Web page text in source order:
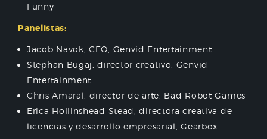
Funny
Panelistas:
Jacob Navok, CEO, Genvid Entertainment
Stephan Bugaj, director creativo, Genvid
Entertainment
Chris Amaral, director de arte, Bad Robot Games
Erica Hollinshead Stead, directora creativa de
licencias y desarrollo empresarial, Gearbox